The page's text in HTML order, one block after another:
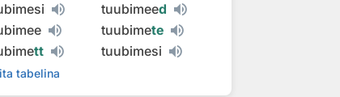
tuubimeed
tuubimete
tt tuubimesi
tabelina